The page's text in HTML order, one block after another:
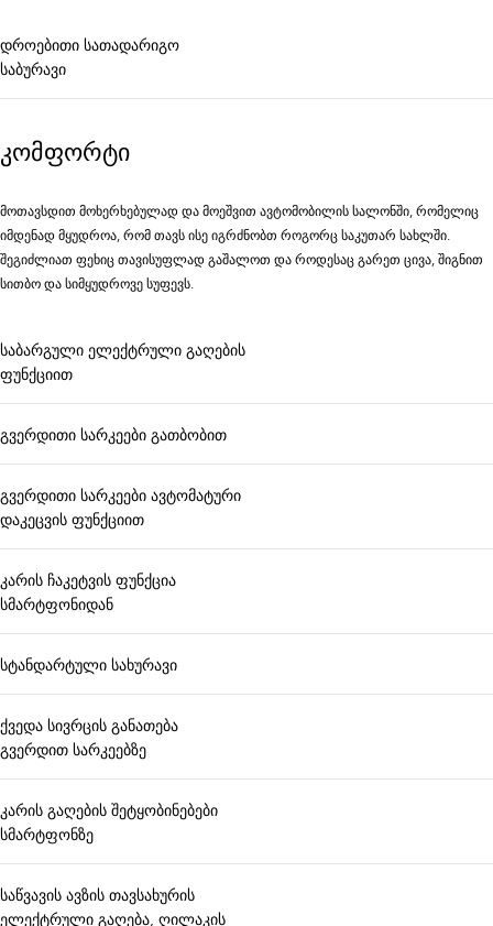
დროებითი სათადარიგო
საბურავი
კომფორტი
მოთავსდით მოხერხებულად და მოეშვით ავტომობილის სალონში, რომელიც
იმდენად მყუდროა, რომ თავს ისე იგრძნობთ როგორც საკუთარ სახლში.
შეგიძლიათ ფეხიც თავისუფლად გაშალოთ და როდესაც გარეთ ცივა, შიგნით
სითბო და სიმყუდროვე სუფევს.
საბარგული ელექტრული გაღების
ფუნქციით
გვერდითი სარკეები გათბობით
გვერდითი სარკეები ავტომატური
დაკეცვის ფუნქციით
კარის ჩაკეტვის ფუნქცია
სმარტფონიდან
სტანდარტული სახურავი
ქვედა სივრცის განათება
გვერდით სარკეებზე
კარის გაღების შეტყობინებები
სმარტფონზე
საწვავის ავზის თავსახურის
ელექტრული გაღება, ღილაკის